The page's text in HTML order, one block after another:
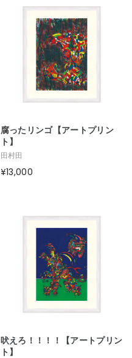
腐ったリンゴ【アートプリン
ト】
田村田
¥13,000
吠えろ！！！！【アートプリン
ト】